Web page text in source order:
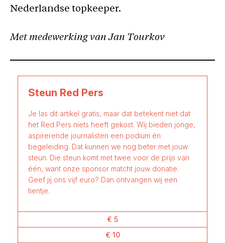
Nederlandse topkeeper.
Met medewerking van Jan Tourkov
Steun Red Pers
Je las dit artikel gratis, maar dat betekent niet dat
het Red Pers niets heeft gekost. Wij bieden jonge,
aspirerende journalisten een podium én
begeleiding. Dat kunnen we nog beter met jouw
steun. Die steun komt met twee voor de prijs van
één, want onze sponsor matcht jouw donatie.
Geef jij ons vijf euro? Dan ontvangen wij een
tientje.
€ 5
€ 10